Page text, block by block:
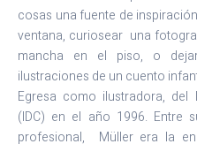
cosas una fuente de
ventana, curiosear una
mancha en el piso, o
ilustraciones de un cuento
Egresa como ilustradora, del
(IDC) en el año 1996. Entre
profesional, Müller era la